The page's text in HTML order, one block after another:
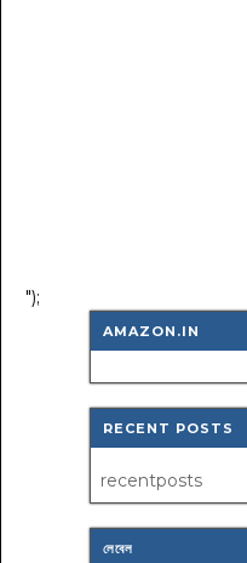
");
AMAZON.IN
RECENT POSTS
recentposts
লেবেল